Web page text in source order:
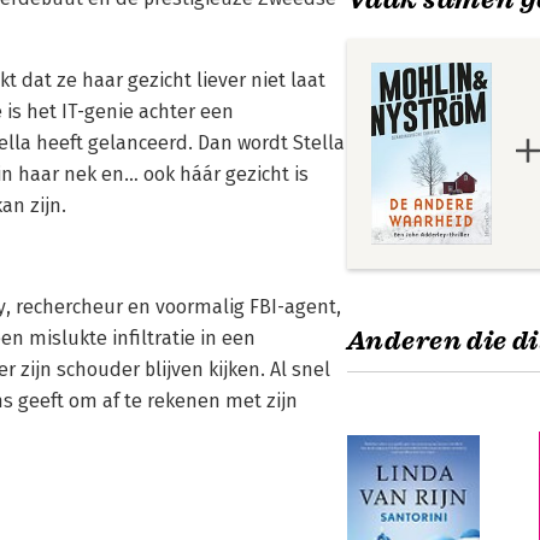
dat ze haar gezicht liever niet laat
het IT-genie achter een
heeft gelanceerd. Dan wordt Stella
haar nek en… ook háár gezicht is
zijn.
rechercheur en voormalig FBI-agent,
mislukte infiltratie in een
zijn schouder blijven kijken. Al snel
geeft om af te rekenen met zijn
Anderen die